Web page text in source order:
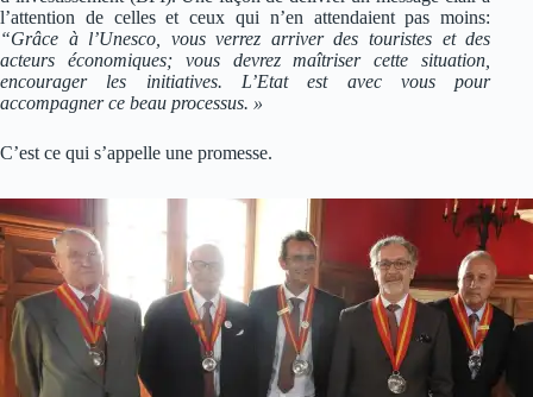
l’attention de celles et ceux qui n’en attendaient pas moins:
“Grâce à l’Unesco, vous verrez arriver des touristes et des
acteurs économiques; vous devrez maîtriser cette situation,
encourager les initiatives. L’Etat est avec vous pour
accompagner ce beau processus. »
C’est ce qui s’appelle une promesse.